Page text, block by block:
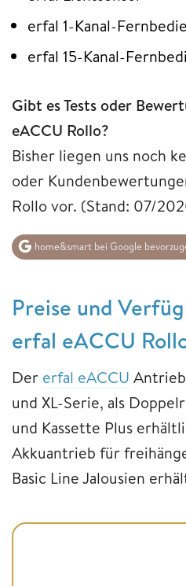
erfal 1-Kanal-
erfal 15-Kanal-
Gibt es Tests oder
eACCU Rollo?
Bisher liegen uns noch
oder
Rollo vor. (Stand: 07/
home&smart bei Google
Preise und
erfal eACCU
Der erfal eACCU
und XL-Serie, als
und Kassette Plus
Akkuantrieb für
Basic Line Jalousien